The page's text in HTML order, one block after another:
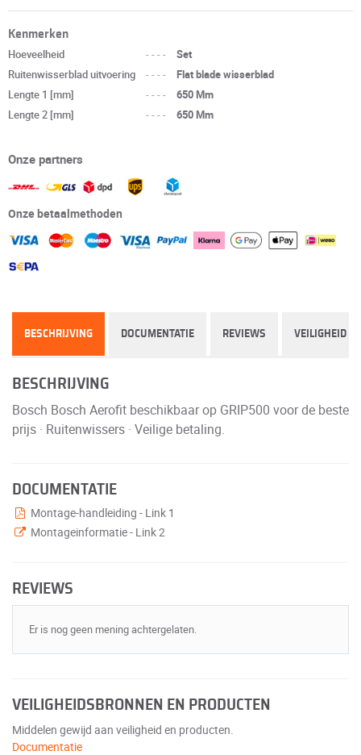
Kenmerken
Hoeveelheid ----
Set
Ruitenwisserblad uitvoering
----
Flat blade wisserblad
Lengte 1 [mm]
----
650 Mm
Lengte 2 [mm]
---- 650 Mm
Onze partners
Onze betaalmethoden
BESCHRIJVING DOCUMENTATIE REVIEWS VEILIGHEID
BESCHRIJVING
Bosch Bosch Aerofit beschikbaar op GRIP500 voor de beste
prijs · Ruitenwissers · Veilige betaling.
DOCUMENTATIE
Montage-handleiding - Link 1
Montageinformatie - Link 2
REVIEWS
Er is nog geen mening achtergelaten.
VEILIGHEIDSBRONNEN EN PRODUCTEN
Middelen gewijd aan veiligheid en producten.
Documentatie